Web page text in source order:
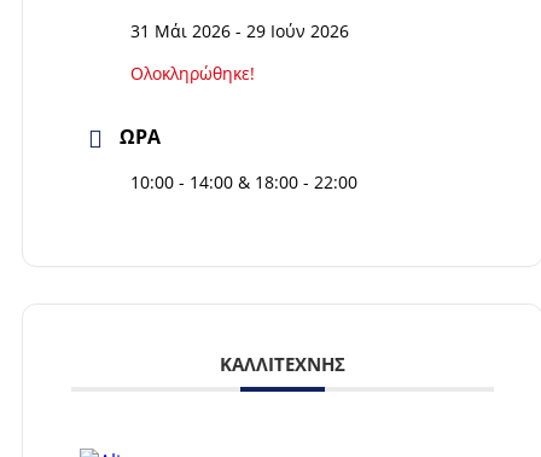
31 Μάι 2026 - 29 Ιούν 2026
Ολοκληρώθηκε!
ΏΡΑ
10:00 - 14:00 & 18:00 - 22:00
ΚΑΛΛΙΤΈΧΝΗΣ